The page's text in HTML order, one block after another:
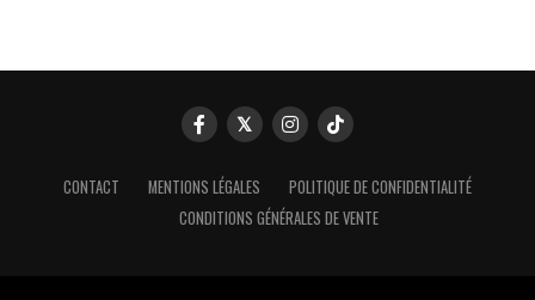
CONTACT MENTIONS LÉGALES
POLITIQUE DE CONFIDENTIALITÉ
CONDITIONS GÉNÉRALES DE VENTE